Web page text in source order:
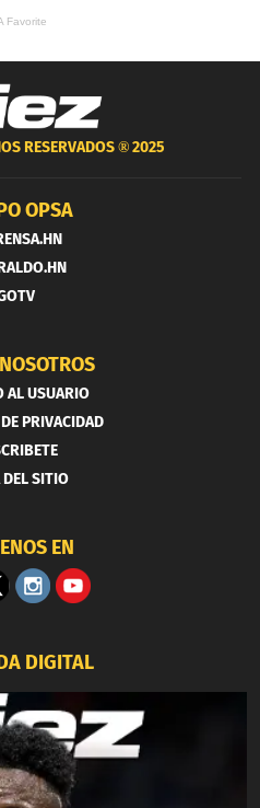
RESERVADOS ®2025
OPSA
AL USUARIO
PRIVACIDAD
DEL SITIO
EN
DIGITAL